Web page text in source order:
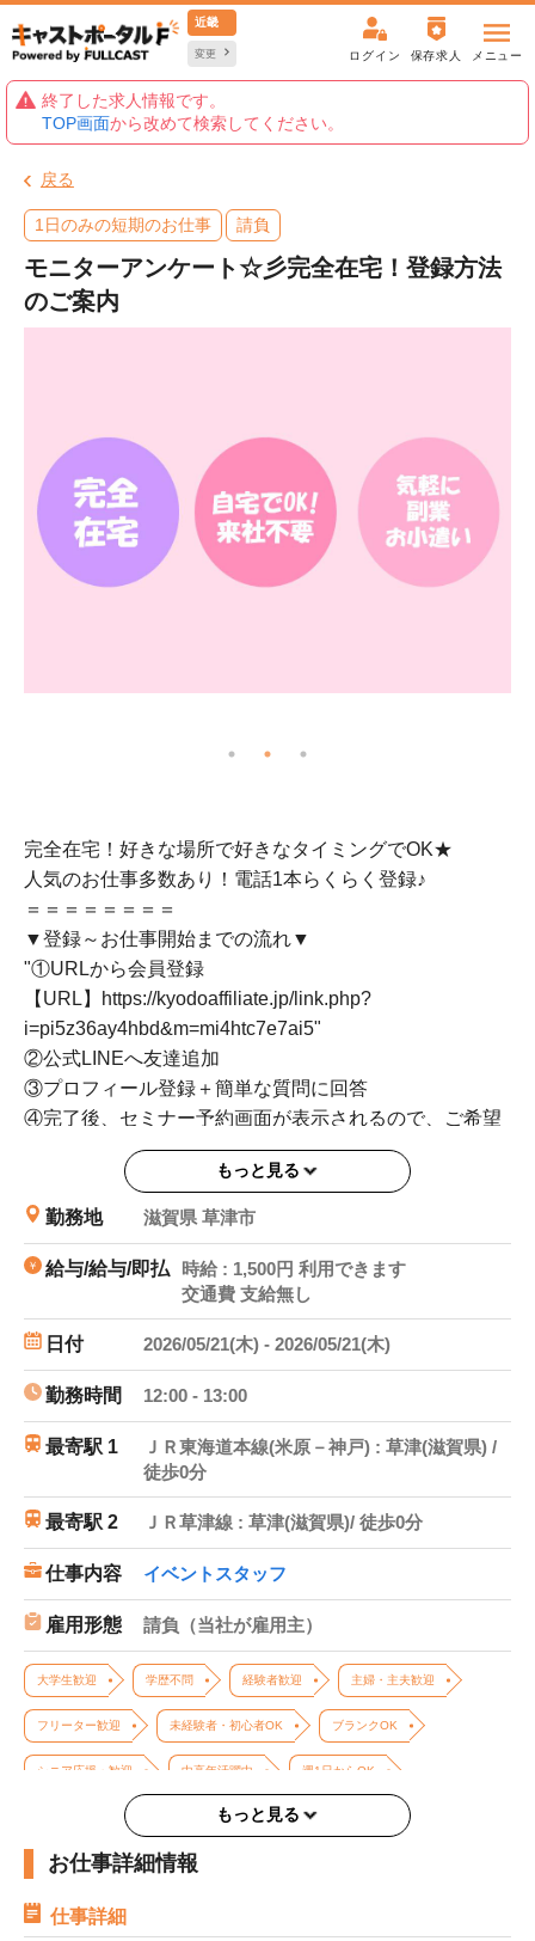
近畿
変更 ログイン 保存求人 メニュー
終了した求人情報です。
TOP画面から改めて検索してください。
戻る
1日のみの短期のお仕事 請負
モニターアンケート☆彡完全在宅！登録方法
のご案内
完全在宅！好きな場所で好きなタイミングでOK★
人気のお仕事多数あり！電話1本らくらく登録♪
＝＝＝＝＝＝＝＝
▼登録～お仕事開始までの流れ▼
"①URLから会員登録
【URL】https://kyodoaffiliate.jp/link.php?
i=pi5z36ay4hbd&m=mi4htc7e7ai5"
②公式LINEへ友達追加
③プロフィール登録＋簡単な質問に回答
④完了後、セミナー予約画面が表示されるので、ご希望
の日程で予約
⑤セミナー参加して頂き、お仕事にエントリー
⑥完了後に申請→報酬を受け取る
※重要※
お仕事の日時、場所、給与等が表示されていますが、
こちらはあくまでシステム上の便宜上表示されるもので
あり、実際の電話説明会、美容モニターの情報ではあり
ません。
ご自身のタイミングでURLから手続きを進めていただけ
ます。
電話説明会に参加後、実際にモニター案件に参加してい
ただくと、「スマモ二」から案件に応じて報酬が支払わ
れます。
報酬、支払いサイクルは、案件ごとに異なりますので、
先方の規定をご確認ください。
※なお、無料電話説明会への参加に対して給与は発生し
ないため、フルキャストからのお支払いはございませ
ん。
即払サービスはご利用いただけません
もっと見る
勤務地 滋賀県 草津市
給与/給与/即払
時給 : 1,500円 利用できます
交通費 支給無し
日付 2026/05/21(木) - 2026/05/21(木)
勤務時間 12:00 - 13:00
最寄駅 1
ＪＲ東海道本線(米原－神戸) : 草津(滋賀県) /
徒歩0分
最寄駅 2 ＪＲ草津線 : 草津(滋賀県)/ 徒歩0分
仕事内容 イベントスタッフ
雇用形態 請負（当社が雇用主）
大学生歓迎 学歴不問 経験者歓迎 主婦・主夫歓迎
フリーター歓迎 未経験者・初心者OK ブランクOK
シニア応援・歓迎 中高年活躍中 週1日からOK
週2、3日からOK 週4日以上OK 土日のみOK
平日のみOK（土日祝休み）
長期歓迎
もっと見る
お仕事詳細情報
仕事詳細